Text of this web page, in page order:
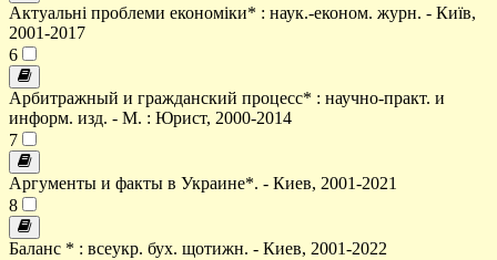
Актуальні проблеми економіки* : наук.-економ. журн. - Київ,
2001-2017
6
Арбитражный и гражданский процесс* : научно-практ. и
информ. изд. - М. : Юрист, 2000-2014
7
Аргументы и факты в Украине*. - Киев, 2001-2021
8
Баланс * : всеукр. бух. щотижн. - Киев, 2001-2022